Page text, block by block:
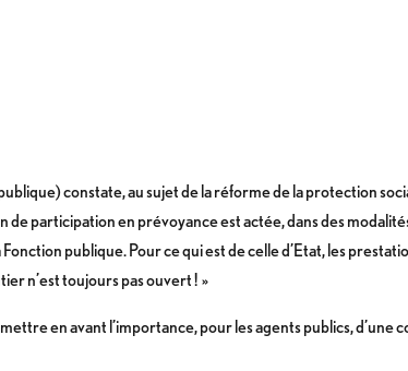
constate, au sujet de la réforme de la protection
participation en prévoyance est actée, dans des
publique. Pour ce qui est de celle d’Etat, les
n’est toujours pas ouvert ! »
en avant l’importance, pour les agents publics,